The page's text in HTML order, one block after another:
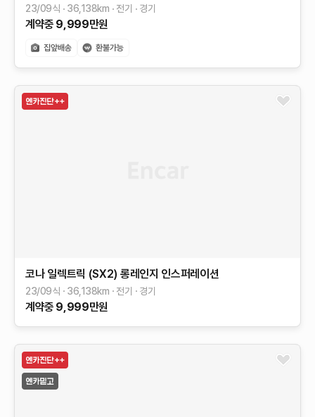
23/09식 36,138km 전기 경기
계약중 9,999만원
코나 일렉트릭 (SX2) 롱레인지 인스퍼레이션
23/09식 36,138km 전기 경기
계약중 9,999만원